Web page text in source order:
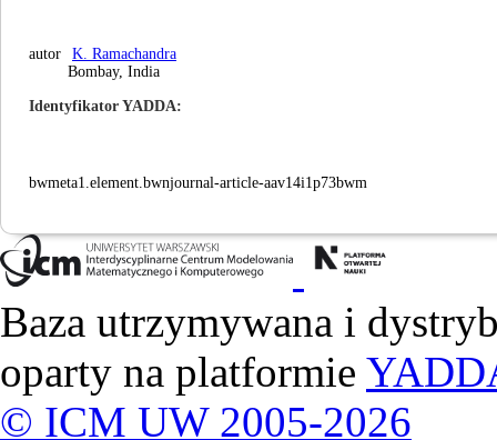
autor
K. Ramachandra
Bombay, India
Identyfikator YADDA
bwmeta1.element.bwnjournal-article-aav14i1p73bwm
Baza utrzymywana i
oparty na platformie
© ICM UW 2005-2026